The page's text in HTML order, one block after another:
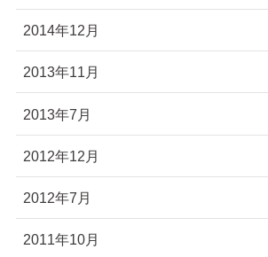
2014年12月
2013年11月
2013年7月
2012年12月
2012年7月
2011年10月